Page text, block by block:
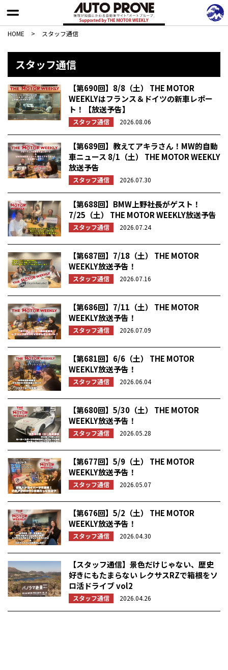
HOME > スタッフ通信
スタッフ通信
【第690回】8/8（土） THE MOTOR
WEEKLYはフランス＆ドイツの新車レポー
ト！【放送予告】
スタッフ通信 2026.08.06
【第689回】教えてアキラさん！MW的自動
車ニュース 8/1（土） THE MOTOR WEEKLY
放送予告
スタッフ通信 2026.07.30
【第688回】BMW上野社長がゲスト！
7/25（土） THE MOTOR WEEKLY放送予告
スタッフ通信 2026.07.24
【第687回】7/18（土） THE MOTOR
WEEKLY放送予告！
スタッフ通信 2026.07.16
【第686回】7/11（土） THE MOTOR
WEEKLY放送予告！
スタッフ通信 2026.07.09
【第681回】6/6（土） THE MOTOR
WEEKLY放送予告！
スタッフ通信 2026.06.04
【第680回】5/30（土） THE MOTOR
WEEKLY放送予告！
スタッフ通信 2026.05.28
【第677回】5/9（土） THE MOTOR
WEEKLY放送予告！
スタッフ通信 2026.05.07
【第676回】5/2（土） THE MOTOR
WEEKLY放送予告！
スタッフ通信 2026.04.30
【スタッフ通信】景色だけじゃない、歴史
好きにもたまらない レクサスRZで箱根をソ
ロ活ドライブ vol2
スタッフ通信 2026.04.26